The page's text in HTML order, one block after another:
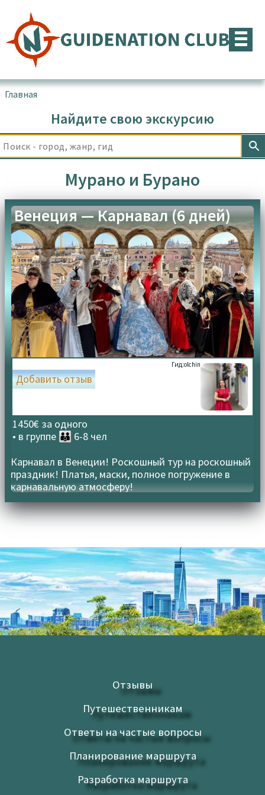
содержимому
Главная
Найдите свою экскурсию
Мурано и Бурано
Венеция — Карнавал (6 дней)
Гид:olchin
1450€ за одного
• в группе 👪 6-8 чел
Добавить отзыв
Карнавал в Венеции! Роскошный тур на роскошный
праздник! Платья, маски, полное погружение в
карнавальную атмосферу!
Отзывы
Путешественникам
Ответы на частые вопросы
Планирование маршрута
Разработка маршрута